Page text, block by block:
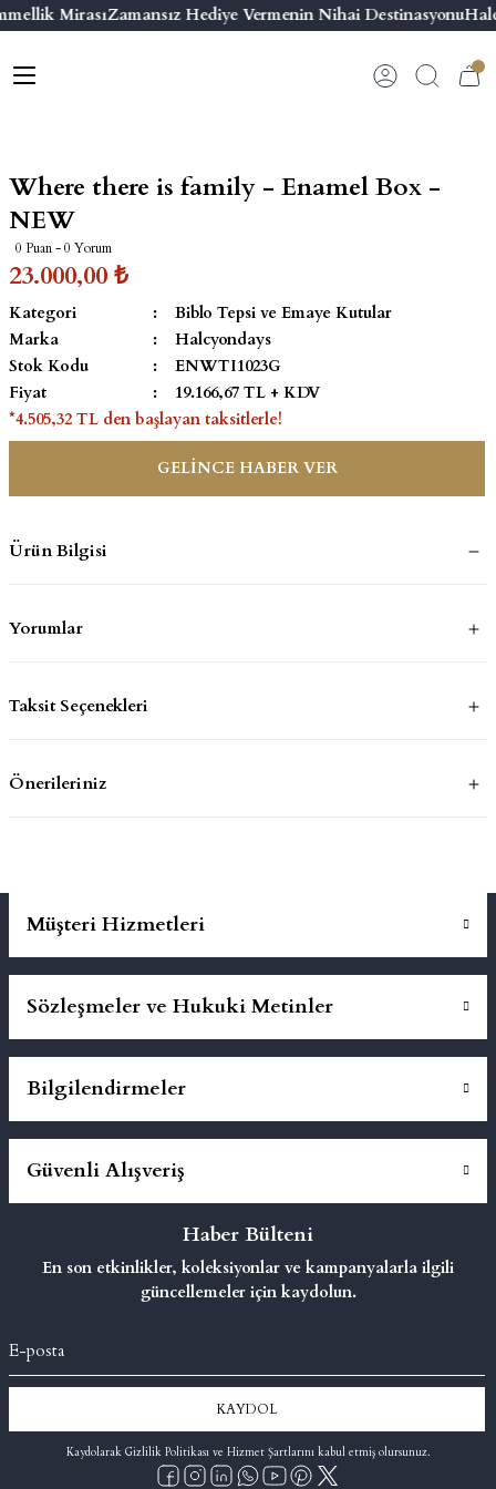
MirasıZamansız Hediye Vermenin Nihai Destinasyonu
Geri Dön
Geri Dön
Mum
Geri Dön
Yivli Kabaşon Bilezik
Geri Dön
Seriler
Elephant
Where there is family - Enamel Box -
NEW
0 Puan - 0 Yorum
23.000,00 ₺
Kategori
Biblo Tepsi ve Emaye Kutular
Marka
Halcyondays
Stok Kodu
ENWTI1023G
Fiyat
19.166,67 TL + KDV
*4.505,32 TL den başlayan taksitlerle!
GELİNCE HABER VER
Ürün Bilgisi
Yorumlar
Taksit Seçenekleri
Önerileriniz
Müşteri Hizmetleri
Sözleşmeler ve Hukuki Metinler
Bilgilendirmeler
Güvenli Alışveriş
Haber Bülteni
En son etkinlikler, koleksiyonlar ve kampanyalarla ilgili
güncellemeler için kaydolun.
KAYDOL
Kaydolarak Gizlilik Politikası ve Hizmet Şartlarını kabul etmiş olursunuz.